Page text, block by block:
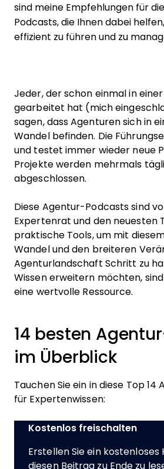
sind meine Empfehlungen für
Podcasts, die Ihnen dabei
effizient zu führen und zu
Jeder, der schon einmal in
gearbeitet hat (mich
sagen, dass Agenturen sich in
Wandel befinden. Die
und testet immer wieder neue
Projekte werden mehrmals
abgeschlossen.
Diese Agentur-Podcasts sind
Expertenrat und den neuesten
praktische Tools, um mit
Wandel und den breiteren
Agenturlandschaft Schritt zu
Wissen erweitern möchten,
eine wertvolle Ressource.
14 besten
im Überblick
Tauchen Sie ein in diese Top
für Expertenwissen:
Kostenlos freischalten
Erstellen Sie ein kostenloses
diesen Beitrag zu Ende zu